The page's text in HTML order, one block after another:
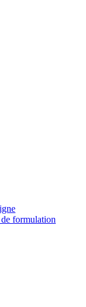
formulation